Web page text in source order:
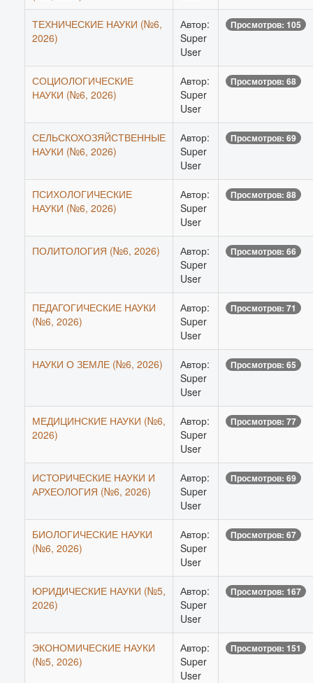
ТЕХНИЧЕСКИЕ НАУКИ (№6,
2026)
Автор:
Super
User
Просмотров: 105
СОЦИОЛОГИЧЕСКИЕ
НАУКИ (№6, 2026)
Автор:
Super
User
Просмотров: 68
СЕЛЬСКОХОЗЯЙСТВЕННЫЕ
НАУКИ (№6, 2026)
Автор:
Super
User
Просмотров: 69
ПСИХОЛОГИЧЕСКИЕ
НАУКИ (№6, 2026)
Автор:
Super
User
Просмотров: 88
ПОЛИТОЛОГИЯ (№6, 2026)
Автор:
Super
User
Просмотров: 66
ПЕДАГОГИЧЕСКИЕ НАУКИ
(№6, 2026)
Автор:
Super
User
Просмотров: 71
НАУКИ О ЗЕМЛЕ (№6, 2026)
Автор:
Super
User
Просмотров: 65
МЕДИЦИНСКИЕ НАУКИ (№6,
2026)
Автор:
Super
User
Просмотров: 77
ИСТОРИЧЕСКИЕ НАУКИ И
АРХЕОЛОГИЯ (№6, 2026)
Автор:
Super
User
Просмотров: 69
БИОЛОГИЧЕСКИЕ НАУКИ
(№6, 2026)
Автор:
Super
User
Просмотров: 67
ЮРИДИЧЕСКИЕ НАУКИ (№5,
2026)
Автор:
Super
User
Просмотров: 167
ЭКОНОМИЧЕСКИЕ НАУКИ
(№5, 2026)
Автор:
Super
User
Просмотров: 151